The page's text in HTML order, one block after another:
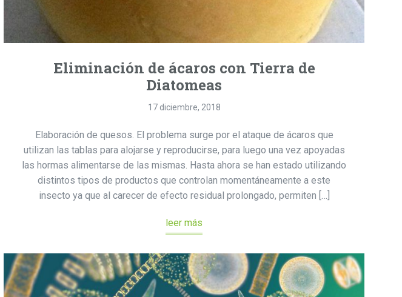
Eliminación de ácaros con Tierra de
Diatomeas
17 diciembre, 2018
Elaboración de quesos. El problema surge por el ataque de ácaros que
utilizan las tablas para alojarse y reproducirse, para luego una vez apoyadas
las hormas alimentarse de las mismas. Hasta ahora se han estado utilizando
distintos tipos de productos que controlan momentáneamente a este
insecto ya que al carecer de efecto residual prolongado, permiten […]
leer más